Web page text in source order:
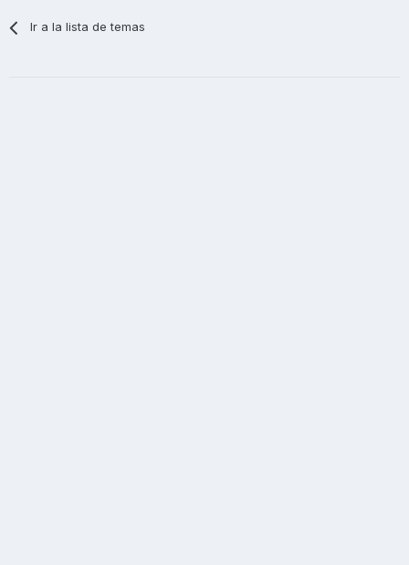
Ir a la lista de temas